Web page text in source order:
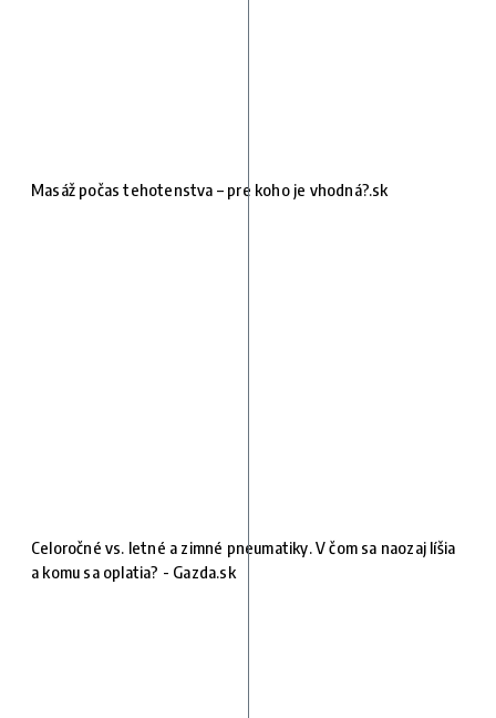
Masáž počas tehotenstva – pre koho je vhodná?.sk
Celoročné vs. letné a zimné pneumatiky. V čom sa naozaj líšia
a komu sa oplatia? - Gazda.sk